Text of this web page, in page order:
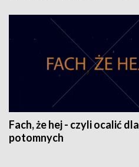
Fach, że hej - czyli ocalić dla
potomnych